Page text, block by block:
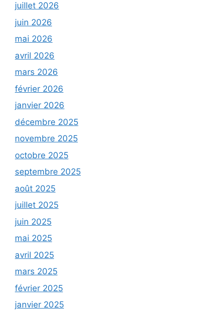
juillet 2026
juin 2026
mai 2026
avril 2026
mars 2026
février 2026
janvier 2026
décembre 2025
novembre 2025
octobre 2025
septembre 2025
août 2025
juillet 2025
juin 2025
mai 2025
avril 2025
mars 2025
février 2025
janvier 2025